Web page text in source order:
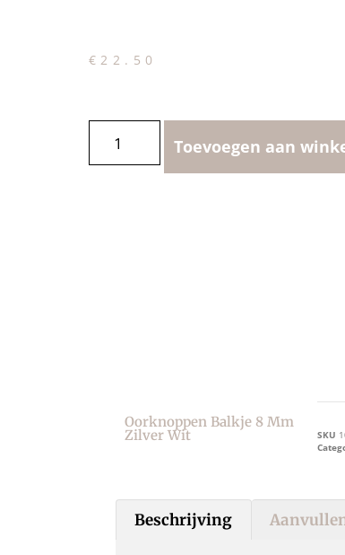
€ 22.50
Toevoegen aan
Oorknoppen Balkje 8 Mm
Zilver Wit SKU
Beschrijving